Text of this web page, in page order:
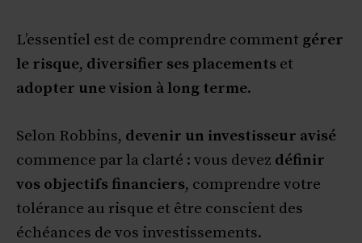
L’essentiel est de comprendre comment gérer
le risque, diversifier ses placements et
adopter une vision à long terme.
Selon Robbins, devenir un investisseur avisé
commence par la clarté : vous devez définir
vos objectifs financiers, comprendre votre
tolérance au risque et être conscient des
échéances de vos investissements.